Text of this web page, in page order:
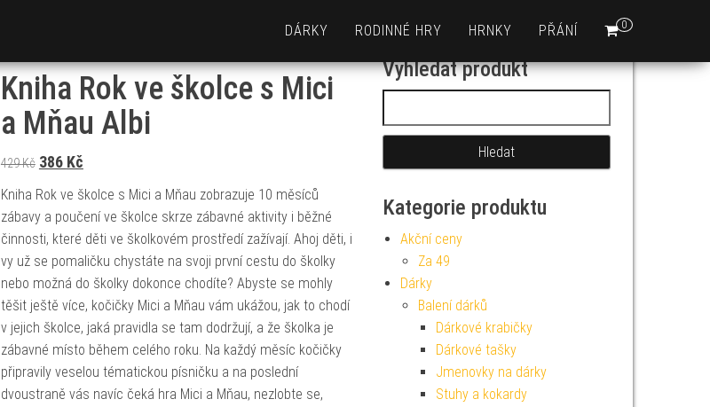
0
DÁRKY RODINNÉ HRY HRNKY PŘÁNÍ
Kniha Rok ve školce s Mici
a Mňau Albi
429Kč Původní cena byla: 429 Kč.
386 KčAktuální cena je: 386 Kč.
Kniha Rok ve školce s Mici a Mňau zobrazuje 10 měsíců
zábavy a poučení ve školce skrze zábavné aktivity i běžné
činnosti, které děti ve školkovém prostředí zažívají. Ahoj děti, i
vy už se pomaličku chystáte na svoji první cestu do školky
nebo možná do školky dokonce chodíte? Abyste se mohly
těšit ještě více, kočičky Mici a Mňau vám ukážou, jak to chodí
v jejich školce, jaká pravidla se tam dodržují, a že školka je
zábavné místo během celého roku. Na každý měsíc kočičky
připravily veselou tématickou písničku a na poslední
dvoustraně vás navíc čeká hra Mici a Mňau, nezlobte se,
Vyhledat produkt
Kategorie produktu
Akční ceny
Za 49
Dárky
Balení dárků
Dárkové krabičky
Dárkové tašky
Jmenovky na dárky
Stuhy a kokardy